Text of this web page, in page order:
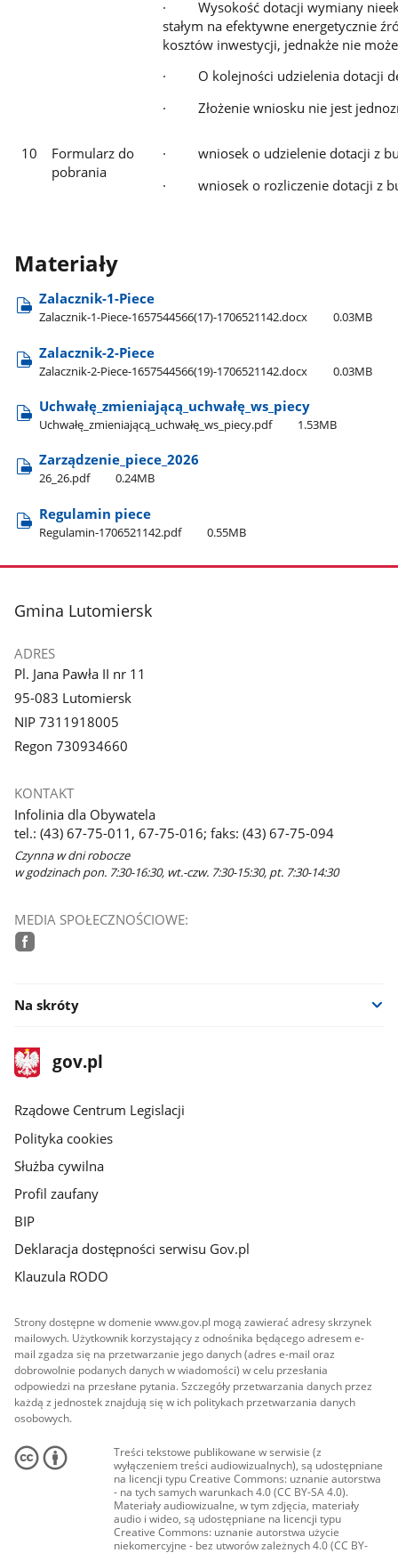
· Wysokość dotacji wymiany
stałym na efektywne energetycznie
kosztów inwestycji, jednakże nie
· O kolejności udzielenia dotacji
· Złożenie wniosku nie jest
10
Formularz do
pobrania
· wniosek o udzielenie dotacji z
· wniosek o rozliczenie dotacji z
Materiały
Zalacznik-1-Piece
Zalacznik-1-Piece-1657544566(17)-1706521142.docx 0.03MB
Zalacznik-2-Piece
Zalacznik-2-Piece-1657544566(19)-1706521142.docx 0.03MB
Uchwałę​_zmieniającą​_uchwałę​_ws​_piecy
Uchwałę​_zmieniającą​_uchwałę​_ws​_piecy.pdf 1.53MB
Zarządzenie​_piece​_2026
26​_26.pdf 0.24MB
Regulamin piece
Regulamin-1706521142.pdf 0.55MB
stopka
Gmina Lutomiersk
ADRES
Pl. Jana Pawła II nr 11
95-083 Lutomiersk
NIP 7311918005
Regon 730934660
KONTAKT
Infolinia dla Obywatela
tel.: (43) 67-75-011, 67-75-016; faks: (43) 67-75-094
Czynna w dni robocze
w godzinach pon. 7:30-16:30, wt.-czw. 7:30-15:30, pt. 7:30-14:30
MEDIA SPOŁECZNOŚCIOWE:
Na skróty
stopka
gov.plStrona
gov.pl
Rządowe Centrum Legislacji
Polityka cookies
Służba cywilna
Profil zaufany
BIP
Deklaracja dostępności serwisu Gov.pl
Klauzula RODO
Strony dostępne w domenie www.gov.pl mogą zawierać adresy skrzynek
mailowych. Użytkownik korzystający z odnośnika będącego adresem e-
mail zgadza się na przetwarzanie jego danych (adres e-mail oraz
dobrowolnie podanych danych w wiadomości) w celu przesłania
odpowiedzi na przesłane pytania. Szczegóły przetwarzania danych przez
każdą z jednostek znajdują się w ich politykach przetwarzania danych
osobowych.
Treści tekstowe publikowane w serwisie (z
wyłączeniem treści audiowizualnych), są udostępniane
na licencji typu Creative Commons: uznanie autorstwa
- na tych samych warunkach 4.0 (CC BY-SA 4.0).
Materiały audiowizualne, w tym zdjęcia, materiały
audio i wideo, są udostępniane na licencji typu
Creative Commons: uznanie autorstwa użycie
niekomercyjne - bez utworów zależnych 4.0 (CC BY-